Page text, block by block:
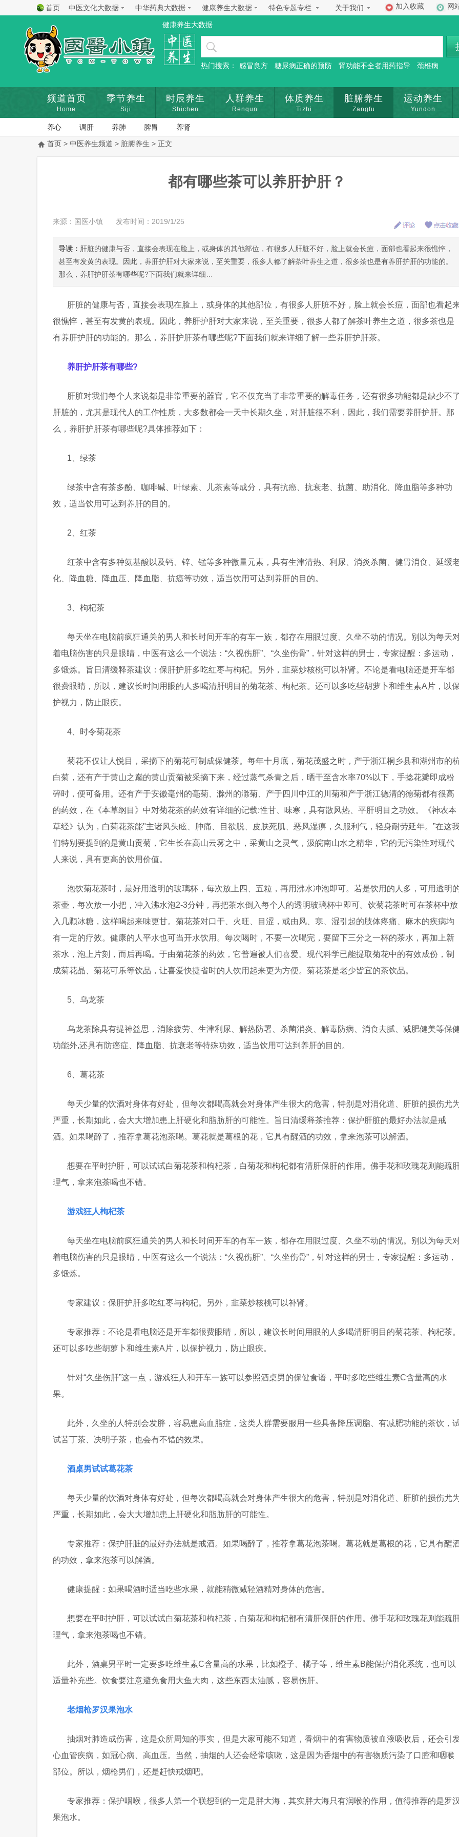
首页 中医文化大数据 中华药典大数据 健康养生大数据 特色专题专栏 关于我们 加入收藏 网
健康养生大数据
热门搜索： 感冒良方 糖尿病正确的预防 肾功能不全者用药指导 颈椎病
频道首页
Home
季节养生
Siji
时辰养生
Shichen
人群养生
Renqun
体质养生
Tizhi
脏腑养生
Zangfu
运动养生
Yundon
养心 调肝 养肺 脾胃
养肾
首页 > 中医养生频道 > 脏腑养生 > 正文
都有哪些茶可以养肝护肝？
来源：国医小镇 发布时间：2019/1/25
导读： 肝脏的健康与否，直接会表现在脸上，或身体的其他部位，有很多人肝脏不好，脸上就会长痘，面部也看起来很憔悴，
甚至有发黄的表现。因此，养肝护肝对大家来说，至关重要，很多人都了解茶叶养生之道，很多茶也是有养肝护肝的功能的。
那么，养肝护肝茶有哪些呢?下面我们就来详细…
肝脏的健康与否，直接会表现在脸上，或身体的其他部位，有很多人肝脏不好，脸上就会长痘，面部也看起
很憔悴，甚至有发黄的表现。因此，养肝护肝对大家来说，至关重要，很多人都了解茶叶养生之道，很多茶也是
有养肝护肝的功能的。那么，养肝护肝茶有哪些呢?下面我们就来详细了解一些养肝护肝茶。
养肝护肝茶有哪些?
肝脏对我们每个人来说都是非常重要的器官，它不仅充当了非常重要的解毒任务，还有很多功能都是缺少不
肝脏的，尤其是现代人的工作性质，大多数都会一天中长期久坐，对肝脏很不利，因此，我们需要养肝护肝。那
么，养肝护肝茶有哪些呢?具体推荐如下：
1、绿茶
绿茶中含有茶多酚、咖啡碱、叶绿素、儿茶素等成分，具有抗癌、抗衰老、抗菌、助消化、降血脂等多种功
效，适当饮用可达到养肝的目的。
2、红茶
红茶中含有多种氨基酸以及钙、锌、锰等多种微量元素，具有生津清热、利尿、消炎杀菌、健胃消食、延缓
化、降血糖、降血压、降血脂、抗癌等功效，适当饮用可达到养肝的目的。
3、枸杞茶
每天坐在电脑前疯狂通关的男人和长时间开车的有车一族，都存在用眼过度、久坐不动的情况。别以为每天
着电脑伤害的只是眼睛，中医有这么一个说法：“久视伤肝”、“久坐伤骨”，针对这样的男士，专家提醒：多运动，
多锻炼。旨日清缓释茶建议：保肝护肝多吃红枣与枸杞。另外，韭菜炒核桃可以补肾。不论是看电脑还是开车都
很费眼睛，所以，建议长时间用眼的人多喝清肝明目的菊花茶、枸杞茶。还可以多吃些胡萝卜和维生素A片，以
护视力，防止眼疾。
4、时令菊花茶
菊花不仅让人悦目，采摘下的菊花可制成保健茶。每年十月底，菊花茂盛之时，产于浙江桐乡县和湖州市的
白菊，还有产于黄山之巅的黄山贡菊被采摘下来，经过蒸气杀青之后，晒干至含水率70%以下，手捻花瓣即成粉
碎时，便可备用。还有产于安徽毫州的毫菊、滁州的滁菊、产于四川中江的川菊和产于浙江德清的德菊都有很高
的药效，在《本草纲目》中对菊花茶的药效有详细的记载:性甘、味寒，具有散风热、平肝明目之功效。《神农本
草经》认为，白菊花茶能"主诸风头眩、肿痛、目欲脱、皮肤死肌、恶风湿痹，久服利气，轻身耐劳延年。”在这
们特别要提到的是黄山贡菊，它生长在高山云雾之中，采黄山之灵气，汲皖南山水之精华，它的无污染性对现代
人来说，具有更高的饮用价值。
泡饮菊花茶时，最好用透明的玻璃杯，每次放上四、五粒，再用沸水冲泡即可。若是饮用的人多，可用透明
茶壶，每次放一小把，冲入沸水泡2-3分钟，再把茶水倒入每个人的透明玻璃杯中即可。饮菊花茶时可在茶杯中放
入几颗冰糖，这样喝起来味更甘。菊花茶对口干、火旺、目涩，或由风、寒、湿引起的肢体疼痛、麻木的疾病均
有一定的疗效。健康的人平水也可当开水饮用。每次喝时，不要一次喝完，要留下三分之一杯的茶水，再加上新
茶水，泡上片刻，而后再喝。于由菊花茶的药效，它普遍被人们喜爱。现代科学已能提取菊花中的有效成份，制
成菊花晶、菊花可乐等饮品，让喜爱快捷省时的人饮用起来更为方便。菊花茶是老少皆宜的茶饮品。
5、乌龙茶
乌龙茶除具有提神益思，消除疲劳、生津利尿、解热防署、杀菌消炎、解毒防病、消食去腻、减肥健美等保
功能外,还具有防癌症、降血脂、抗衰老等特殊功效，适当饮用可达到养肝的目的。
6、葛花茶
每天少量的饮酒对身体有好处，但每次都喝高就会对身体产生很大的危害，特别是对消化道、肝脏的损伤尤
严重，长期如此，会大大增加患上肝硬化和脂肪肝的可能性。旨日清缓释茶推荐：保护肝脏的最好办法就是戒
酒。如果喝醉了，推荐拿葛花泡茶喝。葛花就是葛根的花，它具有醒酒的功效，拿来泡茶可以解酒。
想要在平时护肝，可以试试白菊花茶和枸杞茶，白菊花和枸杞都有清肝保肝的作用。佛手花和玫瑰花则能疏
理气，拿来泡茶喝也不错。
游戏狂人枸杞茶
每天坐在电脑前疯狂通关的男人和长时间开车的有车一族，都存在用眼过度、久坐不动的情况。别以为每天
着电脑伤害的只是眼睛，中医有这么一个说法：“久视伤肝”、“久坐伤骨”，针对这样的男士，专家提醒：多运动，
多锻炼。
专家建议：保肝护肝多吃红枣与枸杞。另外，韭菜炒核桃可以补肾。
专家推荐：不论是看电脑还是开车都很费眼睛，所以，建议长时间用眼的人多喝清肝明目的菊花茶、枸杞茶
还可以多吃些胡萝卜和维生素A片，以保护视力，防止眼疾。
针对“久坐伤肝”这一点，游戏狂人和开车一族可以参照酒桌男的保健食谱，平时多吃些维生素C含量高的水
果。
此外，久坐的人特别会发胖，容易患高血脂症，这类人群需要服用一些具备降压调脂、有减肥功能的茶饮，
试苦丁茶、决明子茶，也会有不错的效果。
酒桌男试试葛花茶
每天少量的饮酒对身体有好处，但每次都喝高就会对身体产生很大的危害，特别是对消化道、肝脏的损伤尤
严重，长期如此，会大大增加患上肝硬化和脂肪肝的可能性。
专家推荐：保护肝脏的最好办法就是戒酒。如果喝醉了，推荐拿葛花泡茶喝。葛花就是葛根的花，它具有醒
的功效，拿来泡茶可以解酒。
健康提醒：如果喝酒时适当吃些水果，就能稍微减轻酒精对身体的危害。
想要在平时护肝，可以试试白菊花茶和枸杞茶，白菊花和枸杞都有清肝保肝的作用。佛手花和玫瑰花则能疏
理气，拿来泡茶喝也不错。
此外，酒桌男平时一定要多吃维生素C含量高的水果，比如橙子、橘子等，维生素B能保护消化系统，也可以
适量补充些。饮食要注意避免食用大鱼大肉，这些东西太油腻，容易伤肝。
老烟枪罗汉果泡水
抽烟对肺造成伤害，这是众所周知的事实，但是大家可能不知道，香烟中的有害物质被血液吸收后，还会引
心血管疾病，如冠心病、高血压。当然，抽烟的人还会经常咳嗽，这是因为香烟中的有害物质污染了口腔和咽喉
部位。所以，烟枪男们，还是赶快戒烟吧。
专家推荐：保护咽喉，很多人第一个联想到的一定是胖大海，其实胖大海只有润喉的作用，值得推荐的是罗
果泡水。